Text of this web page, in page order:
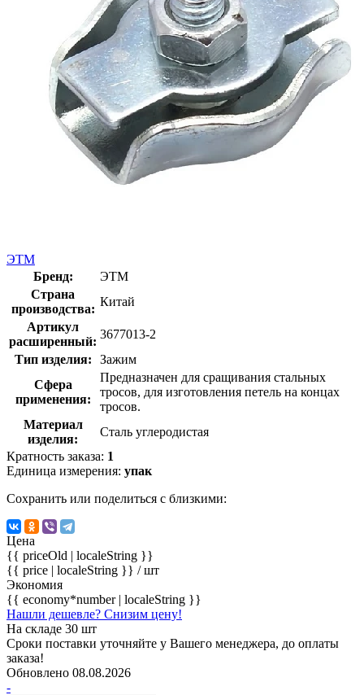
ЭТМ
Бренд:
ЭТМ
Страна
производства:
Китай
Артикул
расширенный:
3677013-2
Тип изделия:
Зажим
Сфера
применения:
Предназначен для сращивания стальных
тросов, для изготовления петель на концах
тросов.
Материал
изделия:
Сталь углеродистая
Кратность заказа: 1
Единица измерения: упак
Сохранить или поделиться с близкими:
Цена
{{ priceOld | localeString }}
{{ price | localeString }} / шт
Экономия
{{ economy*number | localeString }}
Нашли дешевле? Снизим цену!
На складе 30 шт
Сроки поставки уточняйте у Вашего менеджера, до оплаты
заказа!
Обновлено 08.08.2026
-